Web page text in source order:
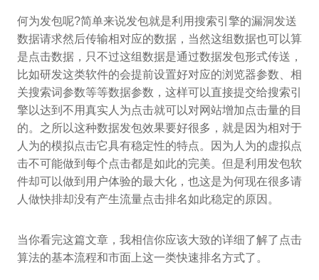
何为发包呢?简单来说发包就是利用搜索引擎的漏洞发送
数据请求然后传输相对应的数据，当然这组数据也可以算
是点击数据，只不过这组数据是通过数据发包形式传送，
比如研发这类软件的会提前设置好对应的浏览器参数、相
关搜索词参数等等数据参数，这样可以直接提交给搜索引
擎以达到不用真实人为点击就可以对网站增加点击量的目
的。之所以这种数据发包效果要好很多，就是因为相对于
人为的模拟点击它具有稳定性的特点。因为人为的虚拟点
击不可能做到每个点击都是如此的完美。但是利用发包软
件却可以做到用户体验的最大化，也这是为何现在很多请
人做快排却没有产生流量点击排名如此稳定的原因。
当你看完这篇文章，我相信你应该大致的详细了解了点击
算法的基本流程和市面上这一类快速排名方式了。